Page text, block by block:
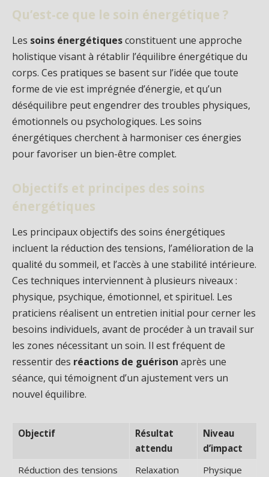
Qu’est-ce que le soin énergétique ?
Les soins énergétiquesconstituent une approche
holistique visant à rétablir l’équilibre énergétique du
corps. Ces pratiques se basent sur l’idée que toute
forme de vie est imprégnée d’énergie, et qu’un
déséquilibre peut engendrer des troubles physiques,
émotionnels ou psychologiques. Les soins
énergétiques cherchent à harmoniser ces énergies
pour favoriser un bien-être complet.
Objectifs et principes des soins
énergétiques
Les principaux objectifs des soins énergétiques
incluent la réduction des tensions, l’amélioration de la
qualité du sommeil, et l’accès à une stabilité intérieure.
Ces techniques interviennent à plusieurs niveaux :
physique, psychique, émotionnel, et spirituel. Les
praticiens réalisent un entretien initial pour cerner les
besoins individuels, avant de procéder à un travail sur
les zones nécessitant un soin. Il est fréquent de
ressentir des réactions de guérison après une
séance, qui témoignent d’un ajustement vers un
nouvel équilibre.
Objectif
Résultat
attendu
Niveau
d’impact
Réduction des tensions
Relaxation
Physique